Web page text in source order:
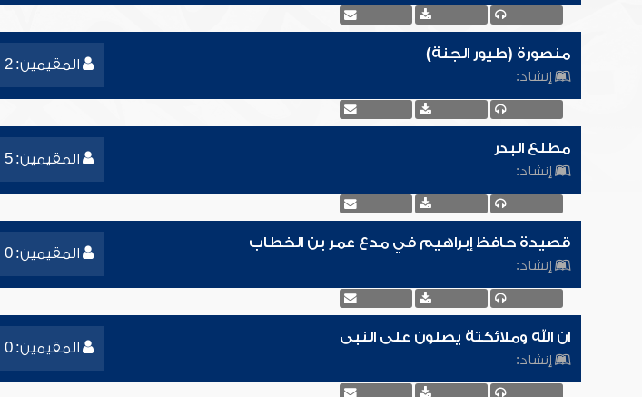
المقيمين: 2
منصورة (طيور الجنة)
إنشاد:
المقيمين: 5
مطلع البدر
إنشاد:
المقيمين: 0
قصيدة حافظ إبراهيم في مدع عمر بن الخطاب
إنشاد:
المقيمين: 0
ان الله وملائكتة يصلون على النبى
إنشاد: